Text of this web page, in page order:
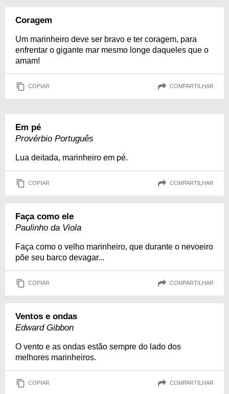
Coragem
Um marinheiro deve ser bravo e ter coragem, para
enfrentar o gigante mar mesmo longe daqueles que o
amam!
COPIAR COMPARTILHAR
Em pé
Provérbio Português
Lua deitada, marinheiro em pé.
COPIAR COMPARTILHAR
Faça como ele
Paulinho da Viola
Faça como o velho marinheiro, que durante o nevoeiro
põe seu barco devagar...
COPIAR COMPARTILHAR
Ventos e ondas
Edward Gibbon
O vento e as ondas estão sempre do lado dos
melhores marinheiros.
COPIAR COMPARTILHAR